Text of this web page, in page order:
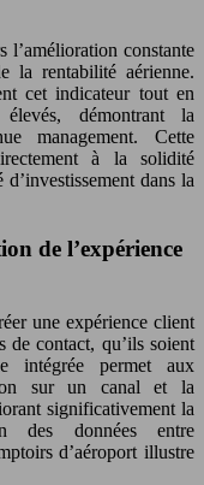
l’amélioration constante
la rentabilité aérienne.
cet indicateur tout en
démontrant la
management. Cette
à la solidité
dans la
de l’expérience
une expérience client
de contact, qu’ils soient
intégrée permet aux
sur un canal et la
significativement la
des données entre
d’aéroport illustre